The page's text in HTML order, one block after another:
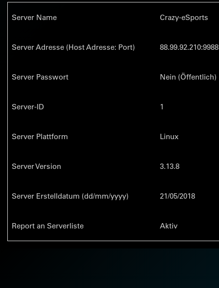
Server Name Crazy-eSports
Server Adresse (Host Adresse: Port) 88.99.92.210:9988
Server Passwort Nein (Öffentlich)
Server-ID 1
Server Plattform Linux
Server Version 3.13.8
Server Erstelldatum (dd/mm/yyyy) 21/05/2018
Report an Serverliste Aktiv